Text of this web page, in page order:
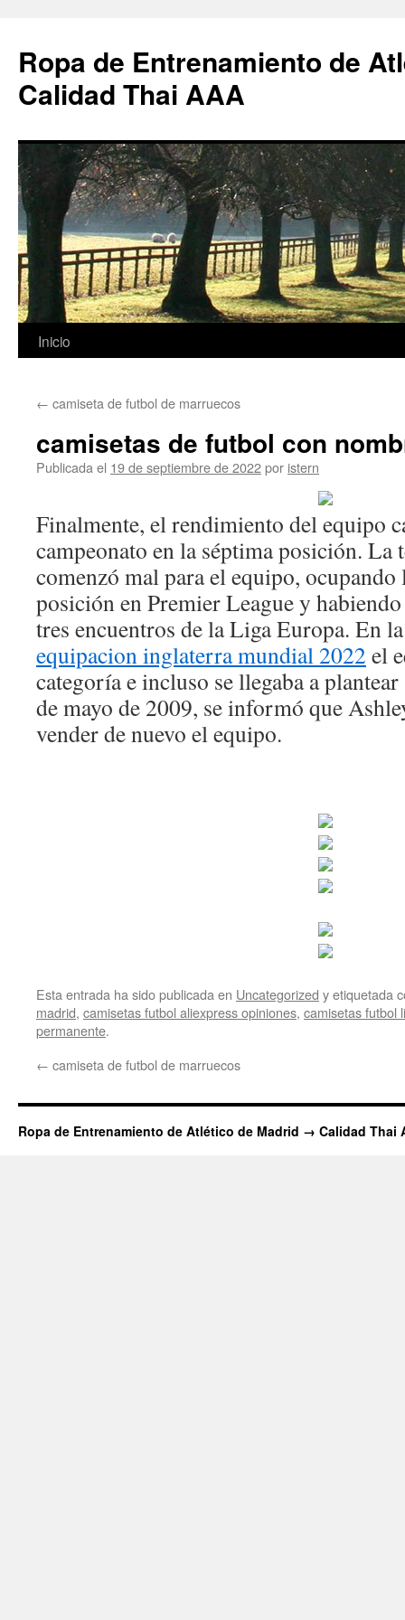
Ropa de Entrenamiento de
Calidad Thai AAA
Saltar
contenido
Inicio
← camiseta de futbol de marruecos
camisetas de futbol con
Publicada el 19 de septiembre de 2022por istern
Finalmente, el rendimiento del equipo
campeonato en la séptima posición. La
comenzó mal para el equipo, ocupando
posición en Premier League y
tres encuentros de la Liga Europa. En
equipacion inglaterra mundial 2022 el
categoría e incluso se llegaba a
de mayo de 2009, se informó que
vender de nuevo el equipo.
Esta entrada ha sido publicada en Uncategorized y etiquetada
madrid, camisetas futbol aliexpress opiniones, camisetas futbol
permanente.
← camiseta de futbol de marruecos
Ropa de Entrenamiento de Atlético de Madrid → Calidad Thai